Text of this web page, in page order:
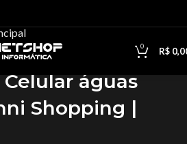
0 R$
águas
Shopping |